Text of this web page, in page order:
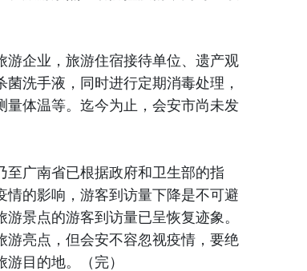
游企业，旅游住宿接待单位、遗产观
洗手液，同时进行定期消毒处理，
体温等。迄今为止，会安市尚未发
至广南省已根据政府和卫生部的指
的影响，游客到访量下降是不可避
景点的游客到访量已呈恢复迹象。
亮点，但会安不容忽视疫情，要绝
目的地。（完）